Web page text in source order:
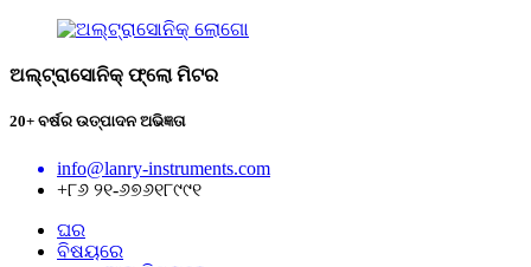
ଅଲ୍ଟ୍ରାସୋନିକ୍ ଫ୍ଲୋ ମିଟର
20+ ବର୍ଷର ଉତ୍ପାଦନ ଅଭିଜ୍ଞତା
info@lanry-instruments.com
+୮୬ ୨୧-୬୭୬୧୮୯୯୧
ଘର
ବିଷୟରେ